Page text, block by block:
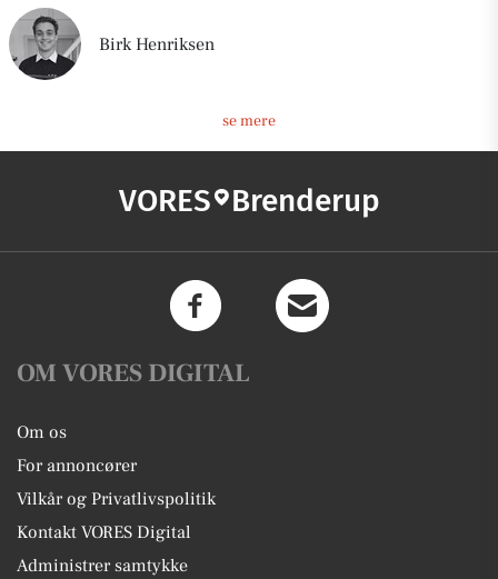
Birk Henriksen
se mere
VORES Brenderup
OM VORES DIGITAL
Om os
For annoncører
Vilkår og Privatlivspolitik
Kontakt VORES Digital
Administrer samtykke